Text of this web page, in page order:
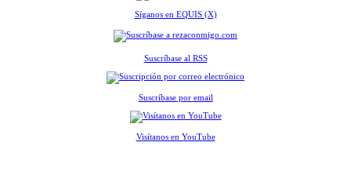
Síganos en EQUIS (X)
Suscríbase al RSS
Suscríbase por email
Visítanos en YouTube